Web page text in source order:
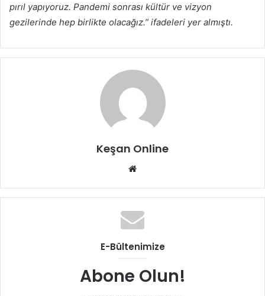
pırıl yapıyoruz. Pandemi sonrası kültür ve vizyon
gezilerinde hep birlikte olacağız.” ifadeleri yer almıştı.
Keşan Online
Web
E-Bültenimize
Abone Olun!